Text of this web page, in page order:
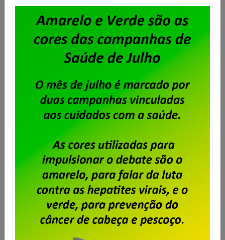
Serpro – assembleia para deliberar
greve por tempo indeterminado